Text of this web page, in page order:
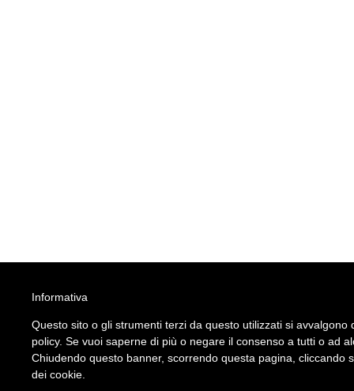
Informativa
Questo sito o gli strumenti terzi da questo utilizzati si
policy. Se vuoi saperne di più o negare il consenso a tutti o ad
Chiudendo questo banner, scorrendo questa pagina, cliccando
dei cookie.